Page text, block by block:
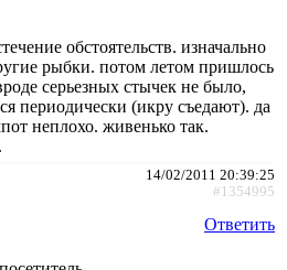
обстоятельств. изначально
рыбки. потом летом пришлось
серьезных стычек не было,
периодически (икру съедают). да
неплохо. живенько так.
14/02/2011 20:39:25
#1354995
Ответить